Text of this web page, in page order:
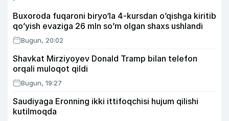
Buxoroda fuqaroni biryo‘la 4-kursdan o’qishga kiritib
qo’yish evaziga 26 mln so’m olgan shaxs ushlandi
Bugun, 20:02
Shavkat Mirziyoyev Donald Tramp bilan telefon
orqali muloqot qildi
Bugun, 19:27
Saudiyaga Eronning ikki ittifoqchisi hujum qilishi
kutilmoqda